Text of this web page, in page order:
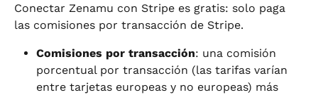
Conectar Zenamu con Stripe es gratis: solo paga
las comisiones por transacción de Stripe.
Comisiones por transacción: una comisión
porcentual por transacción (las tarifas varían
entre tarjetas europeas y no europeas) más